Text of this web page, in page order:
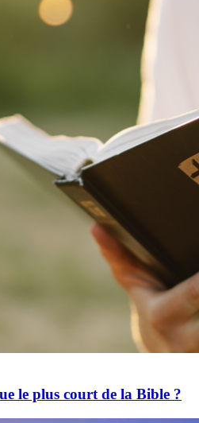
le plus court de la Bible ?